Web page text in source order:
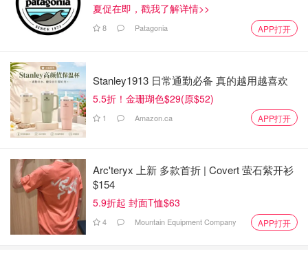
夏促在即，戳我了解详情>>
8 Patagonia APP打开
Stanley1913 日常通勤必备 真的越用越喜欢
5.5折！金珊瑚色$29(原$52)
1 Amazon.ca APP打开
Arc'teryx 上新 多款首折 | Covert 萤石紫开衫
$154
5.9折起 封面T恤$63
4 Mountain Equipment Company APP打开